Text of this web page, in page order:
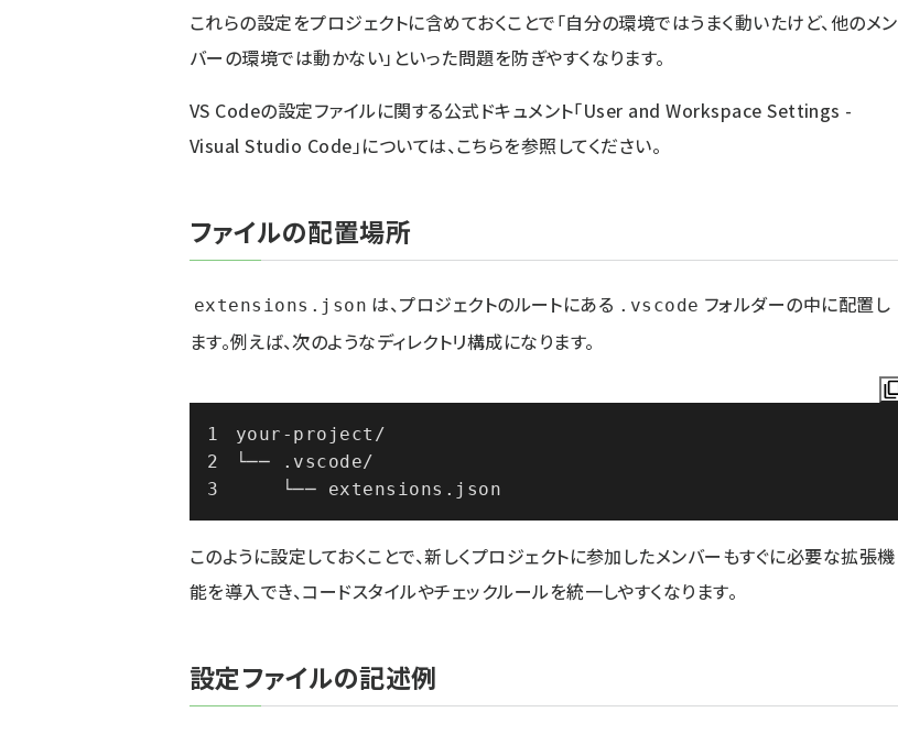
これらの設定をプロジェクトに含めておくことで「自分の環境ではうまく動いたけど、他のメン
バーの環境では動かない」といった問題を防ぎやすくなります。
VS Codeの設定ファイルに関する公式ドキュメント「User and Workspace Settings -
Visual Studio Code」については、こちらを参照してください。
ファイルの配置場所
extensions.json は、プロジェクトのルートにある .vscode フォルダーの中に配置し
ます。例えば、次のようなディレクトリ構成になります。
your-project/
└── .vscode/
    └── extensions.json
このように設定しておくことで、新しくプロジェクトに参加したメンバーもすぐに必要な拡張機
能を導入でき、コードスタイルやチェックルールを統一しやすくなります。
設定ファイルの記述例